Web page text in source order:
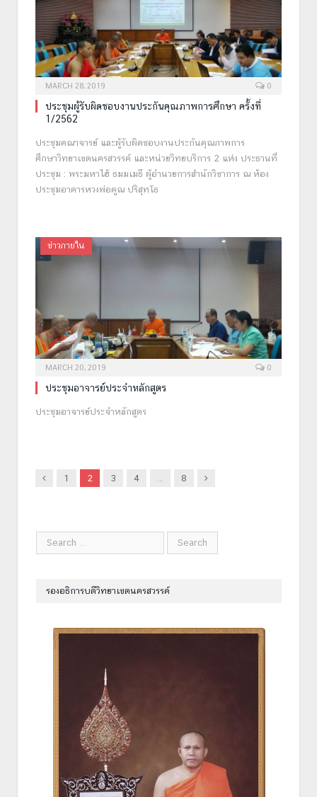
MARCH 28, 2019 0
ประชุมผู้รับผิดชอบงานประกันคุณภาพการศึกษา ครั้งที่
1/2562
ประชุมคณาจารย์ และผู้รับผิดชอบงานประกันคุณภาพการ
ศึกษาวิทยาเขตนครสวรรค์ และหน่วยวิทยบริการ 2 แห่ง ประธานที่
ประชุม : พระมหาไฮ้ ธมฺมเมธี ผู้อำนวยการสำนักวิชาการ ณ ห้อง
ประชุมอาคารหวงพ่อคูณ ปริสุทฺโธ
ข่าวภายใน
MARCH 20, 2019 0
ประชุมอาจารย์ประจำหลักสูตร
ประชุมอาจารย์ประจำหลักสูตร
Previous
1 2 3 4 8 Next
รองอธิการบดีวิทยาเขตนครสวรรค์